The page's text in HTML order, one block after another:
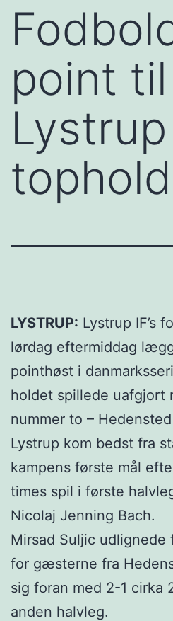
point til
tophold
LYSTRUP: Lystrup IF’s
lørdag eftermiddag
pointhøst i
holdet spillede uafgjort
nummer to – Hedensted
Lystrup kom bedst fra
kampens første mål
times spil i første
Nicolaj Jenning Bach.
Mirsad Suljic udlignede
for gæsterne fra
sig foran med 2-1 cirka
anden halvleg.